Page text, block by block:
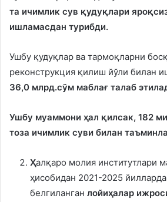
та ичимлик сув қудуқлари
ишламасдан турибди.
Ушбу қудуқлар ва тармоқларни
реконструкция қилиш йўли билан
36,0 млрд.сўм маблағ талаб
Ушбу муаммони ҳал қилсак, 182
тоза ичимлик суви билан
Ҳалқаро молия институтлари
ҳисобидан 2021-2025
белгиланган лойиҳалар